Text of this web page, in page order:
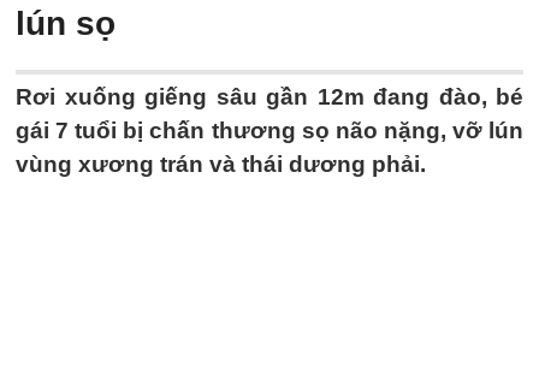
lún sọ
Rơi xuống giếng sâu gần 12m đang đào, bé
gái 7 tuổi bị chấn thương sọ não nặng, vỡ lún
vùng xương trán và thái dương phải.